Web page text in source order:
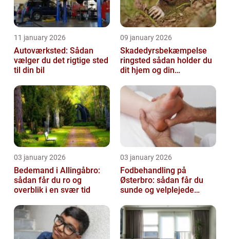
11 january 2026
Autoværksted: Sådan
vælger du det rigtige sted
til din bil
09 january 2026
Skadedyrsbekæmpelse
ringsted sådan holder du
dit hjem og din
gæster
03 january 2026
Bedemand i Allingåbro:
sådan får du ro og
overblik i en svær tid
03 january 2026
Fodbehandling på
Østerbro: sådan får du
sunde og velplejede